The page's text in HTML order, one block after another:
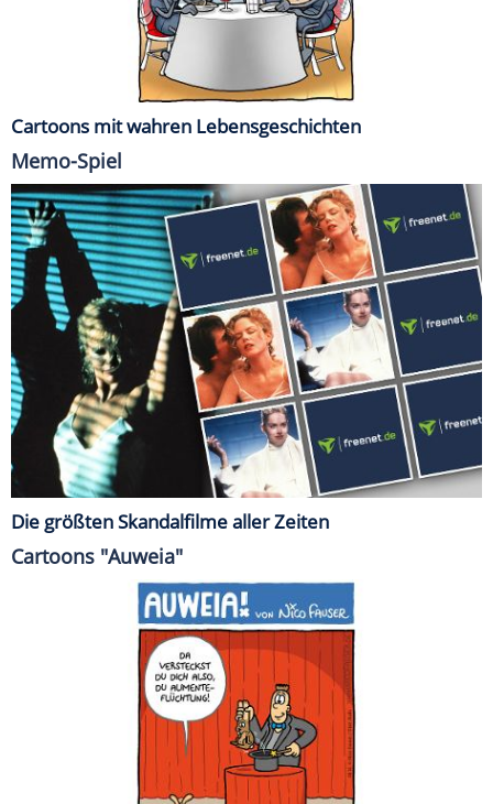
Cartoons mit wahren Lebensgeschichten
Memo-Spiel
Die größten Skandalfilme aller Zeiten
Cartoons "Auweia"